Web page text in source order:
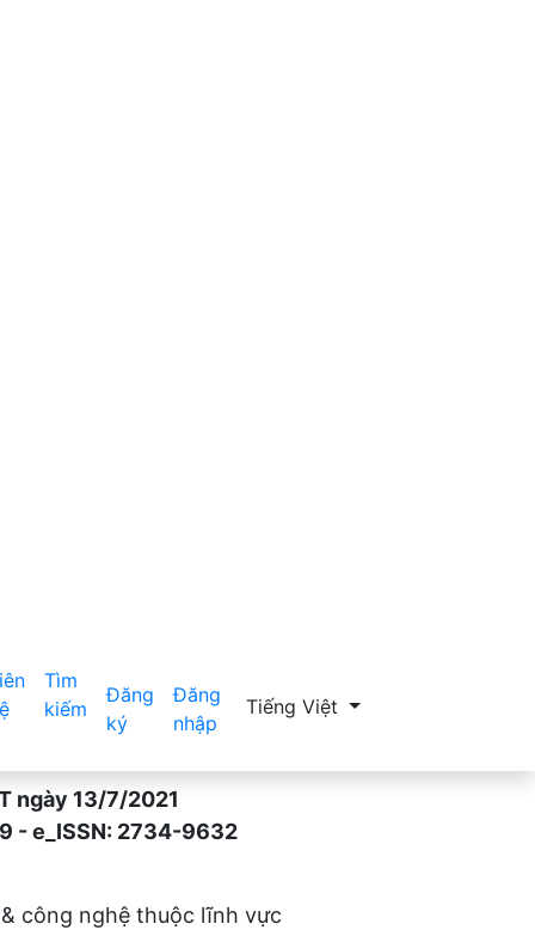
Tìm
kiếm
Đăng
ký
Đăng
nhập
Thay đổi ngôn ngữ. Ngôn ngữ
Tiếng Việt
13/7/2021
2734-9632
công nghệ thuộc lĩnh vực